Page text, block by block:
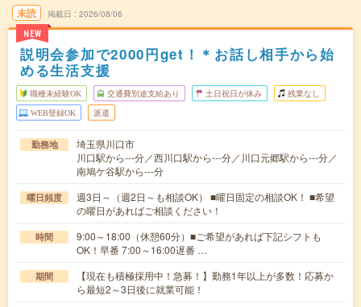
未読
NEW
掲載日 2026/08/06
説明会参加で2000円get！＊お話し相手から始
める生活支援
職種未経験OK 交通費別途支給あり 土日祝日が休み 残業なし
WEB登録OK 派遣
勤務地
埼玉県川口市
川口駅から---分／西川口駅から---分／川口元郷駅から---分／
南鳩ケ谷駅から---分
曜日頻度
週3日～（週2日～も相談OK） ■曜日固定の相談OK！ ■希望
の曜日があればご相談ください！
時間
9:00～18:00（休憩60分）■ご希望があれば下記シフトも
OK！早番 7:00～16:00遅番 …
期間
【現在も積極採用中！急募！】勤務1年以上が多数！応募か
ら最短2～3日後に就業可能！